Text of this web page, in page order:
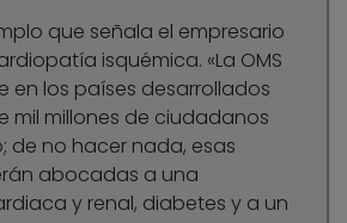
que señala el empresario
isquémica. «La OMS
en los países desarrollados
mil millones de ciudadanos
de no hacer nada, esas
abocadas a una
y renal, diabetes y a un